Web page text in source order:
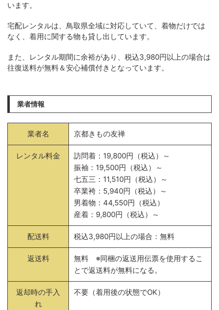
います。
宅配レンタルは、鳥取県全域に対応していて、着物だけでは
なく、着用に関する物も貸し出しています。
また、レンタル期間に余裕があり、税込3,980円以上の場合は
往復送料が無料＆安心補償付きとなっています。
業者情報
業者名 京都きもの友禅
レンタル料金
訪問着：19,800円（税込）～
振袖：19,500円（税込）～
七五三：11,510円（税込）～
卒業袴：5,940円（税込）～
男着物：44,550円（税込）
産着：9,800円（税込）～
配送料 税込3,980円以上の場合：無料
返送料
無料 ※同梱の返送用伝票を使用するこ
とで返送料が無料になる。
返却時の手入
れ
不要（着用後の状態でOK）